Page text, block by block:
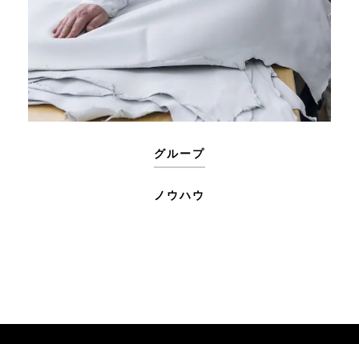
グループ
ノウハウ